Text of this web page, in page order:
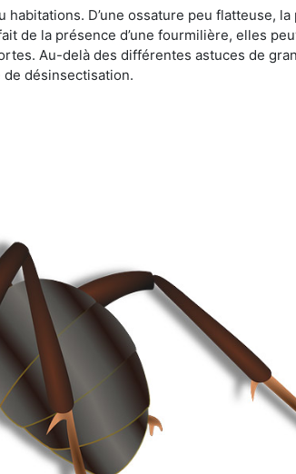
D’une ossature peu flatteuse,
de la présence d’une fourmilière, elles
Au-delà des différentes astuces de
désinsectisation.